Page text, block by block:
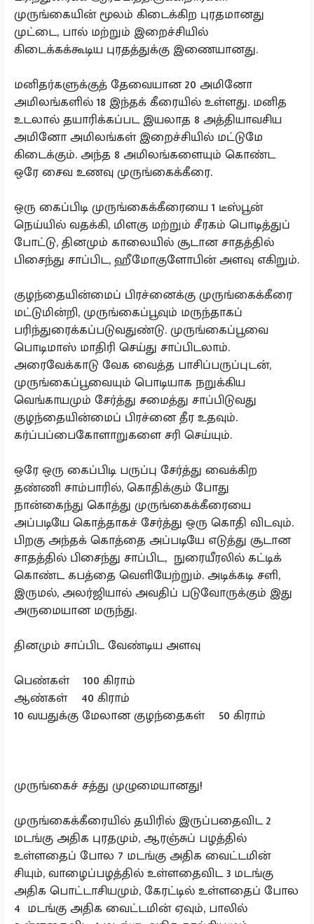
முருங்கையின் மூலம் கிடைக்கிற புரதமானது
முட்டை, பால் மற்றும் இறைச்சியில்
கிடைக்கக்கூடிய புரதத்துக்கு இணையானது.
மனிதர்களுக்குத் தேவையான 20 அமினோ
அமிலங்களில் 18 இந்தக் கீரையில் உள்ளது. மனித
உடலால் தயாரிக்கப்பட இயலாத 8 அத்தியாவசிய
அமினோ அமிலங்கள் இறைச்சியில் மட்டுமே
கிடைக்கும். அந்த 8 அமிலங்களையும் கொண்ட
ஒரே சைவ உணவு முருங்கைக்கீரை.
ஒரு கைப்பிடி முருங்கைக்கீரையை 1 டீஸ்பூன்
நெய்யில் வதக்கி, மிளகு மற்றும் சீரகம் பொடித்துப்
போட்டு, தினமும் காலையில் சூடான சாதத்தில்
பிசைந்து சாப்பிட, ஹீமோகுளோபின் அளவு எகிறும்.
குழந்தையின்மைப் பிரச்னைக்கு முருங்கைக்கீரை
மட்டுமின்றி, முருங்கைப்பூவும் மருந்தாகப்
பரிந்துரைக்கப்படுவதுண்டு. முருங்கைப்பூவை
பொடிமாஸ் மாதிரி செய்து சாப்பிடலாம்.
அரைவேக்காடு வேக வைத்த பாசிப்பருப்புடன்,
முருங்கைப்பூவையும் பொடியாக நறுக்கிய
வெங்காயமும் சேர்த்து சமைத்து சாப்பிடுவது
குழந்தையின்மைப் பிரச்னை தீர உதவும்.
கர்ப்பப்பைகோளாறுகளை சரி செய்யும்.
ஒரே ஒரு கைப்பிடி பருப்பு சேர்த்து வைக்கிற
தண்ணி சாம்பாரில், கொதிக்கும் போது
நான்கைந்து கொத்து முருங்கைக்கீரையை
அப்படியே கொத்தாகச் சேர்த்து ஒரு கொதி விடவும்.
பிறகு அந்தக் கொத்தை அப்படியே எடுத்து சூடான
சாதத்தில் பிசைந்து சாப்பிட, நுரையீரலில் கட்டிக்
கொண்ட கபத்தை வெளியேற்றும். அடிக்கடி சளி,
இருமல், அலர்ஜியால் அவதிப் படுவோருக்கும் இது
அருமையான மருந்து.
தினமும் சாப்பிட வேண்டிய அளவு
பெண்கள் 100 கிராம்
ஆண்கள் 40 கிராம்
10 வயதுக்கு மேலான குழந்தைகள் 50 கிராம்
முருங்கைச் சத்து முழுமையானது!
முருங்கைக்கீரையில் தயிரில் இருப்பதைவிட 2
மடங்கு அதிக புரதமும், ஆரஞ்சுப் பழத்தில்
உள்ளதைப் போல 7 மடங்கு அதிக வைட்டமின்
சியும், வாழைப்பழத்தில் உள்ளதைவிட 3 மடங்கு
அதிக பொட்டாசியமும், கேரட்டில் உள்ளதைப் போல
4 மடங்கு அதிக வைட்டமின் ஏவும், பாலில்